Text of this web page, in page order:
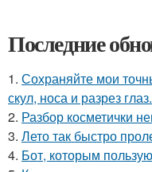
Последние
1. Сохраняйте мои
скул, носа и разрез глаз.
2. Разбор косметички
3. Лето так быстро
4. Бот, которым